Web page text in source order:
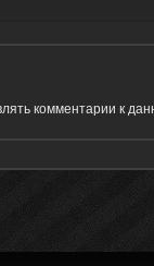
комментарии к